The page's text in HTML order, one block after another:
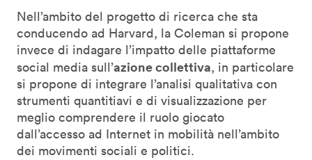
Nell’ambito del progetto di ricerca che sta
conducendo ad Harvard, la Coleman si propone
invece di indagare l’impatto delle piattaforme
social media sull’azione collettiva, in particolare
si propone di integrare l’analisi qualitativa con
strumenti quantitiavi e di visualizzazione per
meglio comprendere il ruolo giocato
dall’accesso ad Internet in mobilità nell’ambito
dei movimenti sociali e politici.